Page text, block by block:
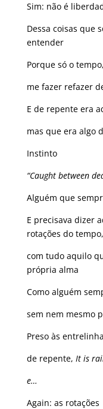
Sim: não é
Dessa coisas que
entender
Porque só o
me fazer refazer
E de repente era
mas que era algo
Instinto
“Caught between
Alguém que
E precisava dizer
rotações do tempo,
com tudo aquilo
própria alma
Como alguém
sem nem mesmo
Preso às
de repente, It is
e…
Again: as rotações